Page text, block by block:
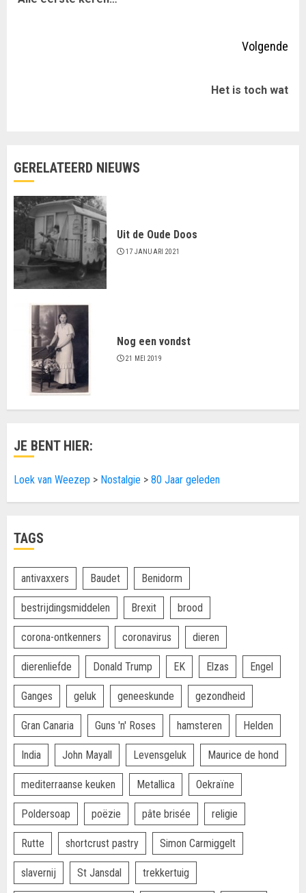
lezen
Volgende
Het is toch wat
GERELATEERD NIEUWS
Uit de Oude Doos
17 JANUARI 2021
Nog een vondst
21 MEI 2019
JE BENT HIER:
Loek van Weezep > Nostalgie > 80 Jaar geleden
TAGS
antivaxxers Baudet Benidorm
bestrijdingsmiddelen Brexit brood
corona-ontkenners coronavirus dieren
dierenliefde Donald Trump EK Elzas Engel
Ganges geluk geneeskunde gezondheid
Gran Canaria Guns 'n' Roses hamsteren Helden
India John Mayall Levensgeluk Maurice de hond
mediterraanse keuken Metallica Oekraïne
Poldersoap poëzie pâte brisée religie
Rutte shortcrust pastry Simon Carmiggelt
slavernij St Jansdal trekkertuig